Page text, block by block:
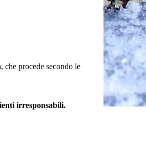
che procede secondo le
irresponsabili.